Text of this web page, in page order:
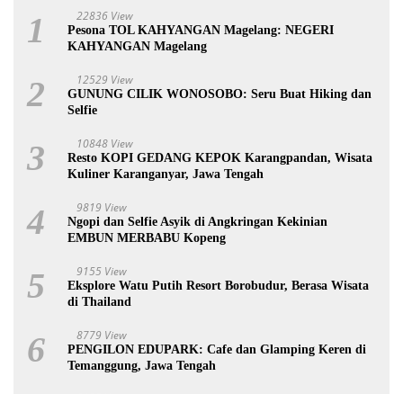
1 22836 View
Pesona TOL KAHYANGAN Magelang: NEGERI
KAHYANGAN Magelang
2 12529 View
GUNUNG CILIK WONOSOBO: Seru Buat Hiking dan
Selfie
3 10848 View
Resto KOPI GEDANG KEPOK Karangpandan, Wisata
Kuliner Karanganyar, Jawa Tengah
4 9819 View
Ngopi dan Selfie Asyik di Angkringan Kekinian
EMBUN MERBABU Kopeng
5 9155 View
Eksplore Watu Putih Resort Borobudur, Berasa Wisata
di Thailand
6 8779 View
PENGILON EDUPARK: Cafe dan Glamping Keren di
Temanggung, Jawa Tengah